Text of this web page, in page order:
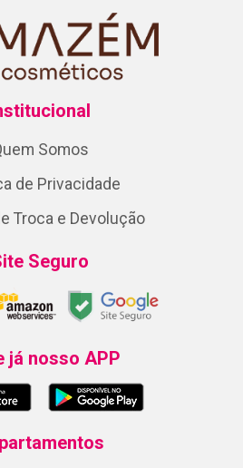
Somos
de Privacidade
Troca e Devolução
Seguro
já nosso APP